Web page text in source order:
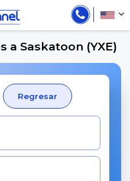
a Saskatoon (YXE)
Regresar